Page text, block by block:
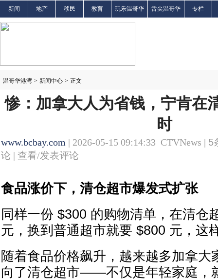
新闻 地产 移民 教育 玩乐温哥华 舌尖温哥华 专栏
温哥华港湾 > 新闻中心 > 正文
惨：加拿大人为省钱，宁肯在
时
www.bcbay.com | 2026-05-15 09:14:33 CTVNews | 5
论 | 查看/发表评论
食品涨价下，清仓超市爆发式扩张
同样一份 $300 的购物清单，在清仓
元，换到普通超市就要 $800 元，这
随着食品价格飙升，越来越多加拿大
向了清仓超市——不仅是年轻家庭，